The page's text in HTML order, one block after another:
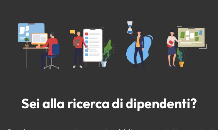
Sei alla ricerca di dipendenti?